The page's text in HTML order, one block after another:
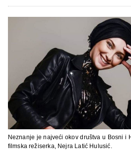
Neznanje je najveći okov društva u Bosni i
filmska režiserka, Nejra Latić Hulusić.